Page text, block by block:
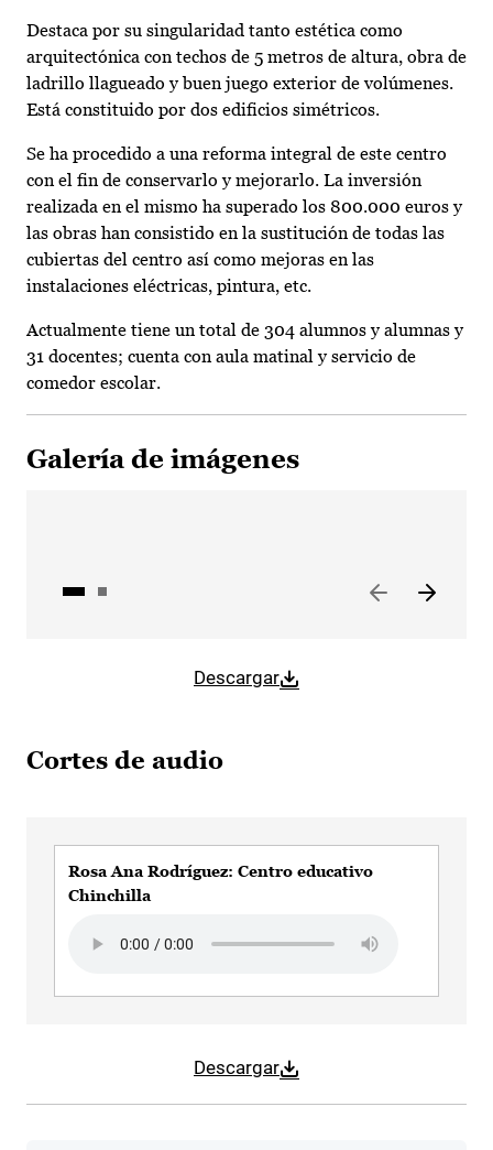
Destaca por su singularidad tanto estética como
arquitectónica con techos de 5 metros de altura, obra de
ladrillo llagueado y buen juego exterior de volúmenes.
Está constituido por dos edificios simétricos.
Se ha procedido a una reforma integral de este centro
con el fin de conservarlo y mejorarlo. La inversión
realizada en el mismo ha superado los 800.000 euros y
las obras han consistido en la sustitución de todas las
cubiertas del centro así como mejoras en las
instalaciones eléctricas, pintura, etc.
Actualmente tiene un total de 304 alumnos y alumnas y
31 docentes; cuenta con aula matinal y servicio de
comedor escolar.
Galería de imágenes
Descargar
Cortes de audio
Descargar
Rosa Ana Rodríguez: Centro educativo
Chinchilla